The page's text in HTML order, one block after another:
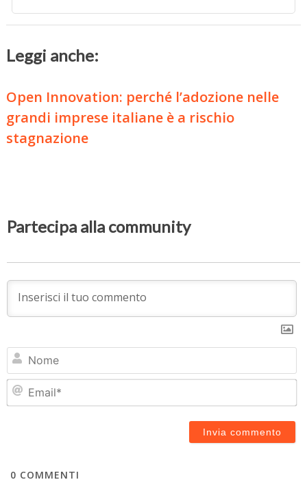
Leggi anche:
Open Innovation: perché l’adozione nelle
grandi imprese italiane è a rischio
stagnazione
Partecipa alla community
0 COMMENTI